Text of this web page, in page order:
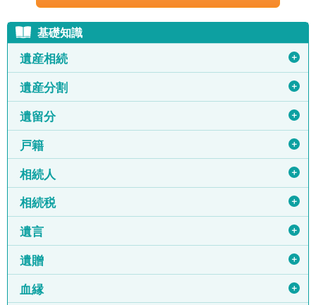
基礎知識
遺産相続 ＋
遺産分割 ＋
遺留分 ＋
戸籍 ＋
相続人 ＋
相続税 ＋
遺言 ＋
遺贈 ＋
血縁 ＋